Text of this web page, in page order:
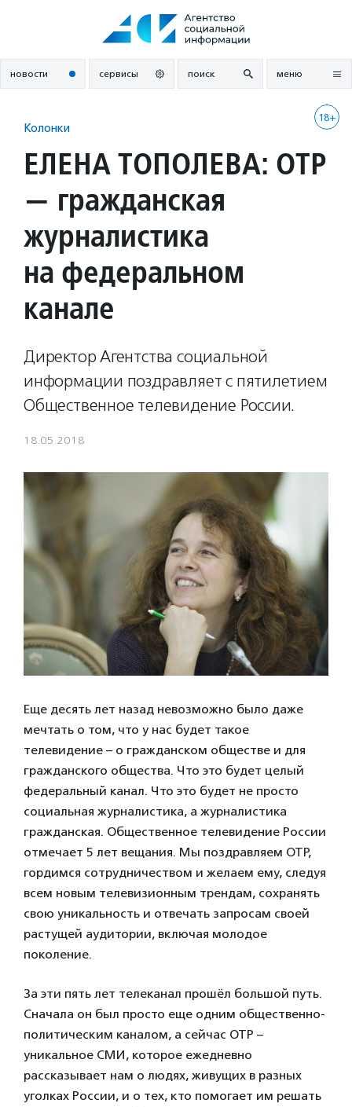
новости сервисы поиск меню
18+
Колонки
ЕЛЕНА ТОПОЛЕВА: ОТР
— гражданская
журналистика
на федеральном
канале
Директор Агентства социальной
информации поздравляет с пятилетием
Общественное телевидение России.
18.05.2018
Еще десять лет назад невозможно было даже
мечтать о том, что у нас будет такое
телевидение – о гражданском обществе и для
гражданского общества. Что это будет целый
федеральный канал. Что это будет не просто
социальная журналистика, а журналистика
гражданская. Общественное телевидение России
отмечает 5 лет вещания. Мы поздравляем ОТР,
гордимся сотрудничеством и желаем ему, следуя
всем новым телевизионным трендам, сохранять
свою уникальность и отвечать запросам своей
растущей аудитории, включая молодое
поколение.
За эти пять лет телеканал прошёл большой путь.
Сначала он был просто еще одним общественно-
политическим каналом, а сейчас ОТР –
уникальное СМИ, которое ежедневно
рассказывает нам о людях, живущих в разных
уголках России, и о тех, кто помогает им решать